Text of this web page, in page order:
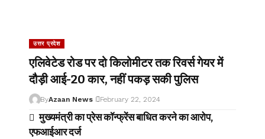
उत्तर प्रदेश
एलिवेटेड रोड पर दो किलोमीटर तक रिवर्स गेयर में
दौड़ी आई-20 कार, नहीं पकड़ सकी पुलिस
ByAzaan News February 22, 2024
मुख्यमंत्री का प्रेस कॉन्फ्रेंस बाधित करने का आरोप,
एफआईआर दर्ज